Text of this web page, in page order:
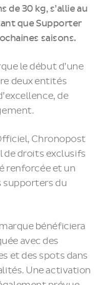
de 30 kg, s’allie au
que Supporter
saisons.
le début d’une
deux entités
de
Chronopost
de droits exclusifs
renforcée et un
supporters du
bénéficiera
avec des
et des spots dans
Une activation